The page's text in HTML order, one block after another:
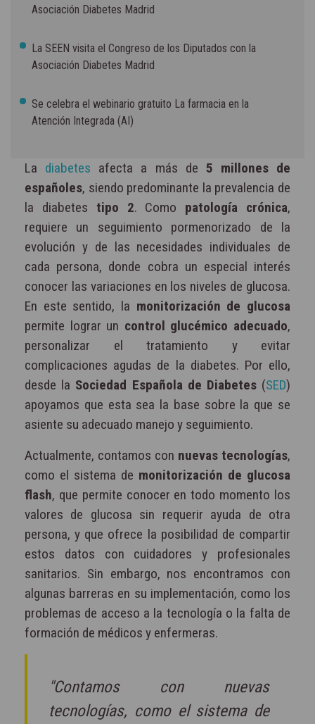
Asociación Diabetes Madrid
La SEEN visita el Congreso de los Diputados con la
Asociación Diabetes Madrid
Se celebra el webinario gratuito La farmacia en la
Atención Integrada (AI)
La diabetes afecta a más de 5 millones de
españoles, siendo predominante la prevalencia de
la diabetes tipo 2. Como patología crónica,
requiere un seguimiento pormenorizado de la
evolución y de las necesidades individuales de
cada persona, donde cobra un especial interés
conocer las variaciones en los niveles de glucosa.
En este sentido, la monitorización de glucosa
permite lograr un control glucémico adecuado,
personalizar el tratamiento y evitar
complicaciones agudas de la diabetes. Por ello,
desde la Sociedad Española de Diabetes(SED)
apoyamos que esta sea la base sobre la que se
asiente su adecuado manejo y seguimiento.
Actualmente, contamos con nuevas tecnologías,
como el sistema de monitorización de glucosa
flash, que permite conocer en todo momento los
valores de glucosa sin requerir ayuda de otra
persona, y que ofrece la posibilidad de compartir
estos datos con cuidadores y profesionales
sanitarios. Sin embargo, nos encontramos con
algunas barreras en su implementación, como los
problemas de acceso a la tecnología o la falta de
formación de médicos y enfermeras.
"Contamos con nuevas
tecnologías, como el sistema de